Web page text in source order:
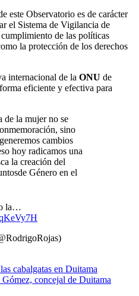
este Observatorio es de carácter
el Sistema de Vigilancia de
de las políticas
la protección de los derechos
internacional de la ONU de
eficiente y efectiva para
de la mujer no se
sino
cambios
hoy radicamos una
la creación del
Género en el
la…
cabalgatas en Duitama
concejal de Duitama